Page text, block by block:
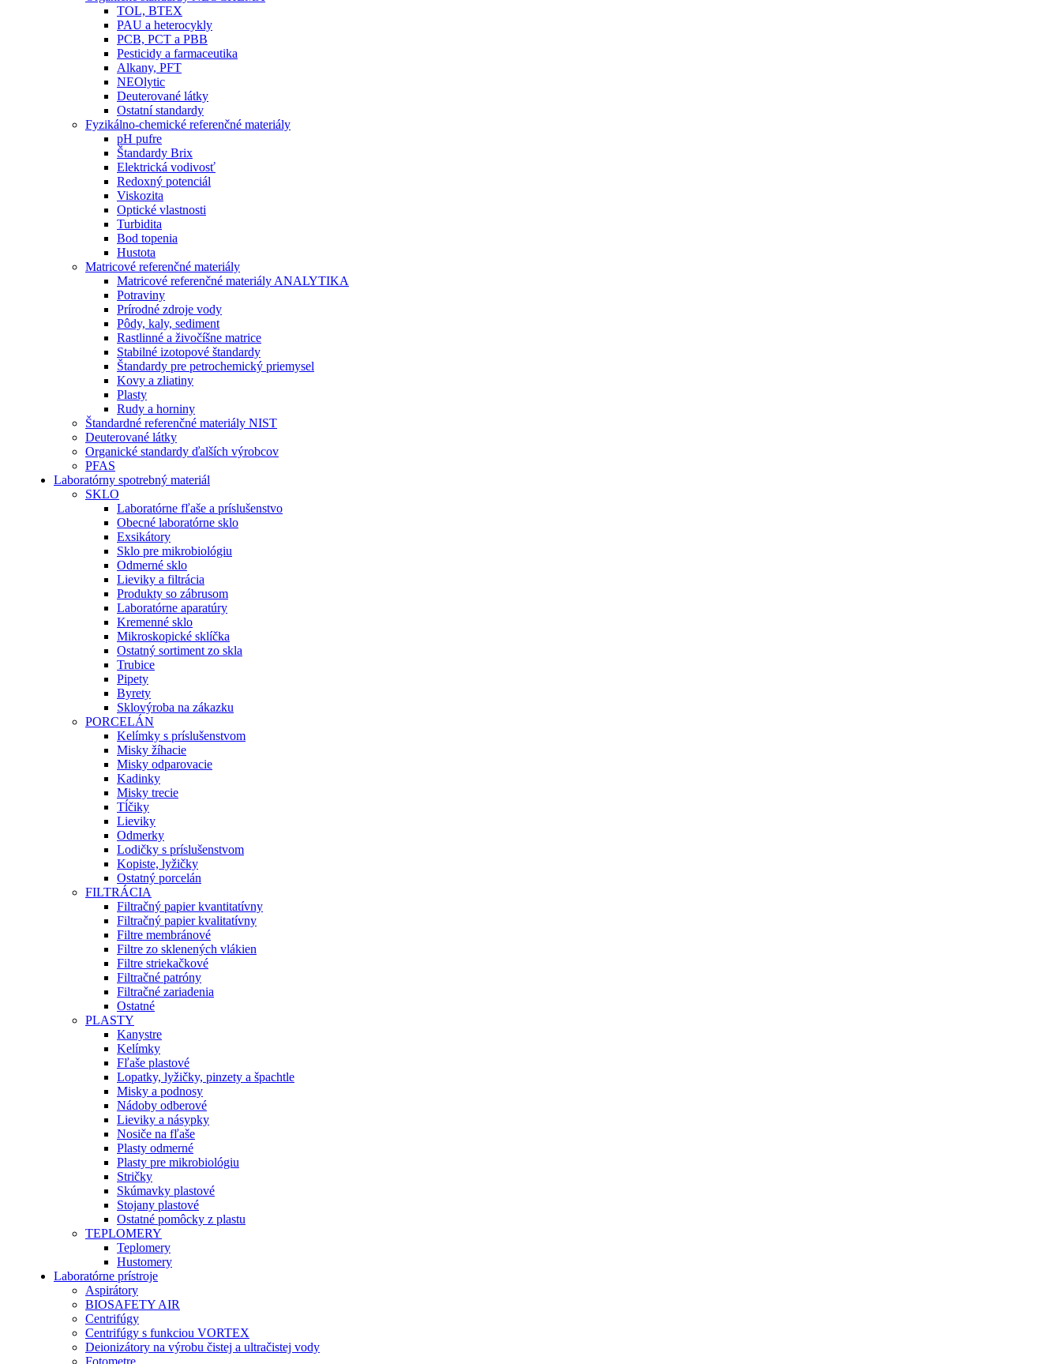
TOL, BTEX
PAU a heterocykly
PCB, PCT a PBB
Pesticidy a farmaceutika
Alkany, PFT
NEOlytic
Deuterované látky
Ostatní standardy
Fyzikálno-chemické referenčné materiály
pH pufre
Štandardy Brix
Elektrická vodivosť
Redoxný potenciál
Viskozita
Optické vlastnosti
Turbidita
Bod topenia
Hustota
Matricové referenčné materiály
Matricové referenčné materiály ANALYTIKA
Potraviny
Prírodné zdroje vody
Pôdy, kaly, sediment
Rastlinné a živočíšne matrice
Stabilné izotopové štandardy
Štandardy pre petrochemický priemysel
Kovy a zliatiny
Plasty
Rudy a horniny
Štandardné referenčné materiály NIST
Deuterované látky
Organické standardy ďalších výrobcov
PFAS
Laboratórny spotrebný materiál
SKLO
Laboratórne fľaše a príslušenstvo
Obecné laboratórne sklo
Exsikátory
Sklo pre mikrobiológiu
Odmerné sklo
Lieviky a filtrácia
Produkty so zábrusom
Laboratórne aparatúry
Kremenné sklo
Mikroskopické sklíčka
Ostatný sortiment zo skla
Trubice
Pipety
Byrety
Sklovýroba na zákazku
PORCELÁN
Kelímky s príslušenstvom
Misky žíhacie
Misky odparovacie
Kadinky
Misky trecie
Tĺčiky
Lieviky
Odmerky
Lodičky s príslušenstvom
Kopiste, lyžičky
Ostatný porcelán
FILTRÁCIA
Filtračný papier kvantitatívny
Filtračný papier kvalitatívny
Filtre membránové
Filtre zo sklenených vlákien
Filtre striekačkové
Filtračné patróny
Filtračné zariadenia
Ostatné
PLASTY
Kanystre
Kelímky
Fľaše plastové
Lopatky, lyžičky, pinzety a špachtle
Misky a podnosy
Nádoby odberové
Lieviky a násypky
Nosiče na fľaše
Plasty odmerné
Plasty pre mikrobiológiu
Stričky
Skúmavky plastové
Stojany plastové
Ostatné pomôcky z plastu
TEPLOMERY
Teplomery
Hustomery
Laboratórne prístroje
Aspirátory
BIOSAFETY AIR
Centrifúgy
Centrifúgy s funkciou VORTEX
Deionizátory na výrobu čistej a ultračistej vody
Fotometre